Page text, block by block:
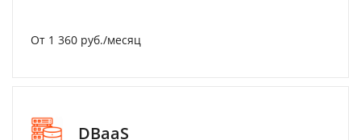
От 1 360 руб./месяц
DBaaS